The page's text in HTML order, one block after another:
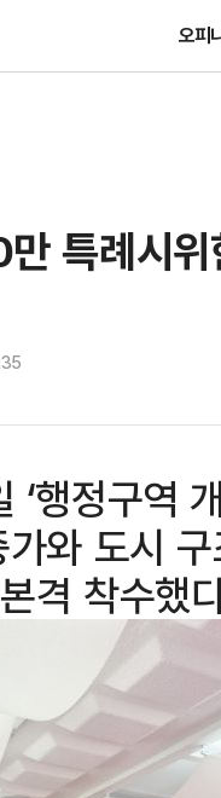
오피
특례시
행정구역
와 도시
격 착수했